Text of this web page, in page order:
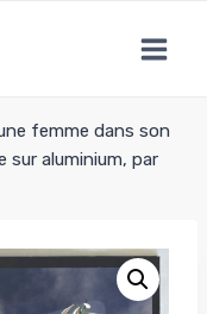
femme dans son
sur aluminium, par